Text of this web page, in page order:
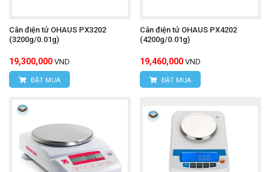
Cân điện tử OHAUS PX3202
(3200g/0.01g)
19,300,000 VND
ĐẶT MUA
Cân điện tử OHAUS PX4202
(4200g/0.01g)
19,460,000 VND
ĐẶT MUA